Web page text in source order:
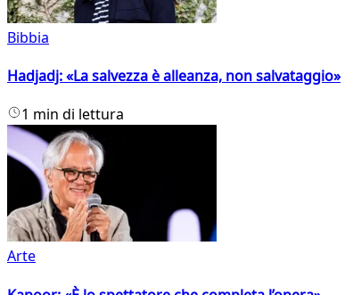
Bibbia
Hadjadj: «La salvezza è alleanza, non salvataggio»
1 min di lettura
Arte